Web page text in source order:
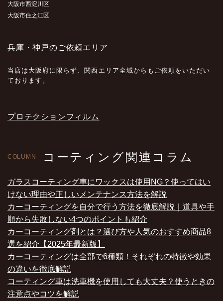
大阪市西淀川区
大阪市住之江区
兵庫・神戸のご依頼エリア
当店は大阪府に限らず、関西エリア全域からもご依頼をいただい
ております。
プロテクションフィルム
COLUMN コーティング関連コラム
ガラスコーティング車にワックスは使用NG？使ってはい
けない理由や正しいメンテナンス方法を解説
カーコーティングを自分で行う方法を徹底解説｜道具や手
順から失敗しない4つのポイントも紹介
カーコーティング剤とは？選び方や人気のおすすめ商品8
選を紹介【2025年最新版】
カーコーティングは全部で6種類！それぞれの特徴や効果
の違いを徹底解説
コーティング車は洗車機を使用しても大丈夫？使うときの
注意点やコツを解説